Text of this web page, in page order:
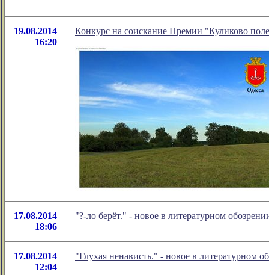
19.08.2014
16:20
Конкурс на соискание Премии "Куликово
17.08.2014
18:06
"?-ло берёт." - новое в литературном
17.08.2014
12:04
"Глухая ненависть." - новое в литературном